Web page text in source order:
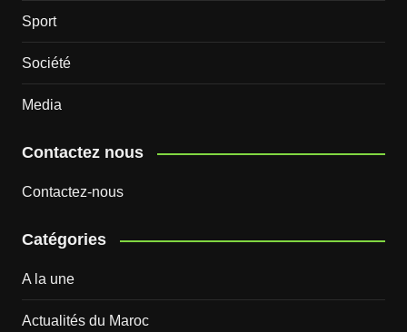
Sport
Société
Media
Contactez nous
Contactez-nous
Catégories
A la une
Actualités du Maroc